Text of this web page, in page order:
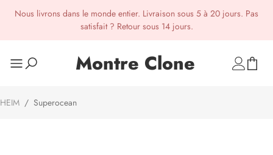
Nous livrons dans le monde entier. Livraison sous 5 à 20 jours. Pas
satisfait ? Retour sous 14 jours.
Montre Clone
HEIM / Superocean